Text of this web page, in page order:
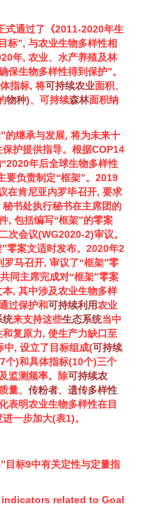
式通过了《2011-2020年生
标”, 与农业生物多样性相
年, 农业、水产养殖及林
保生物多样性得到保护”。
指标, 将可持续农业面积、
物种)、可持续森林面积纳
的继承与发展, 将为未来十
保护提供指导。根据COP14
年后全球生物多样性
要负责制定“框架”。2019
在肯尼亚内罗毕召开, 要求
秘书处执行秘书在主席团的
, 包括编写“框架”的零案
次会议(WG2020-2)审议。
零案文适时发布。2020年2
马召开, 审议了“框架”零
同主席完成对“框架”零案
, 其中涉及农业生物多样
过保护和可持续利用农业
统来支持这些生态系统当中
复原力, 使生产力缺口至
中, 设立了目标组成(可持续
个)和具体指标(10个)三个
监测频率。除可持续农
量、 传粉者、 遗传多样性
表明农业生物多样性在目
进一步加大(表1)。
目标9中有关定性与定量指
related to Goal